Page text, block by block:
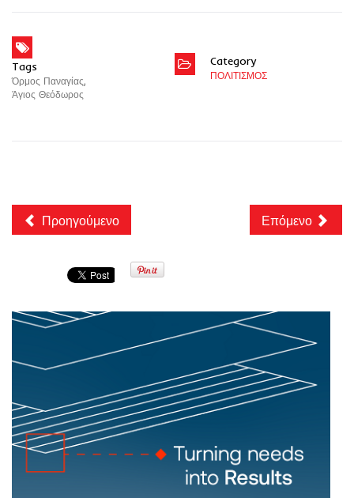
Tags
Όρμος Παναγίας,
Άγιος Θεόδωρος
Category
ΠΟΛΙΤΙΣΜΟΣ
Προηγούμενο Επόμενο